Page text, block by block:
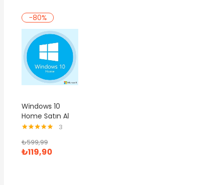
-80%
Windows 10
Home Satın Al
5.00oy aldı
3
₺599,99
₺119,90